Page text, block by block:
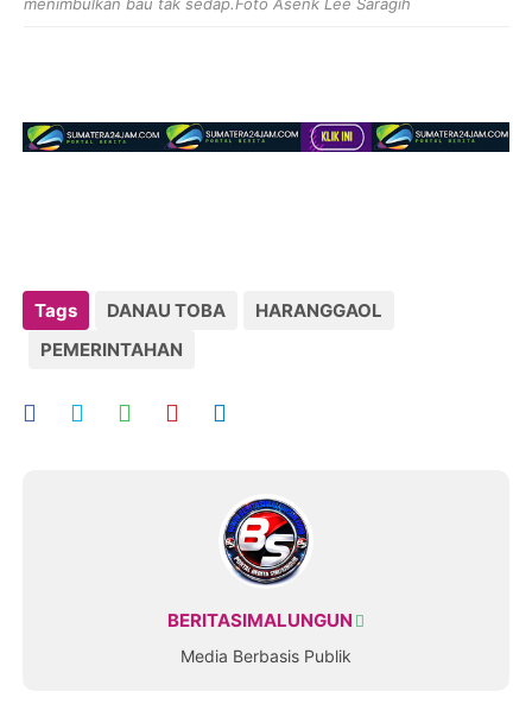
Tags DANAU TOBA
HARANGGAOL
PEMERINTAHAN
BERITASIMALUNGUN
Media Berbasis Publik